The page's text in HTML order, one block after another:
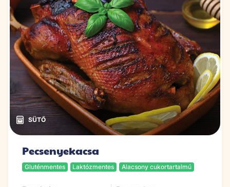
Pecsenyekacsa
Gluténmentes Laktózmentes Alacsony cukortartalmú